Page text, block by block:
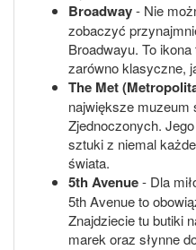
Broadway- Nie
zobaczyć
Broadwayu. To
zarówno klasyczne,
The Met
największe muzeum
Zjednoczonych.
sztuki z niemal
świata.
5th Avenue- Dla
5th Avenue to
Znajdziecie tu butiki
marek oraz słynne